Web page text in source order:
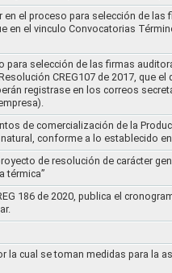
el proceso para selección de
en el vinculo Convocatorias
selección de las firmas
CREG107 de 2017, que
registrase en los correos
de comercialización de la
conforme a lo establecido
de resolución de carácter
térmica”
186 de 2020, publica el
la cual se toman medidas para la